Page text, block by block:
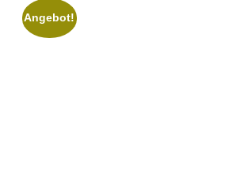
Angebot!